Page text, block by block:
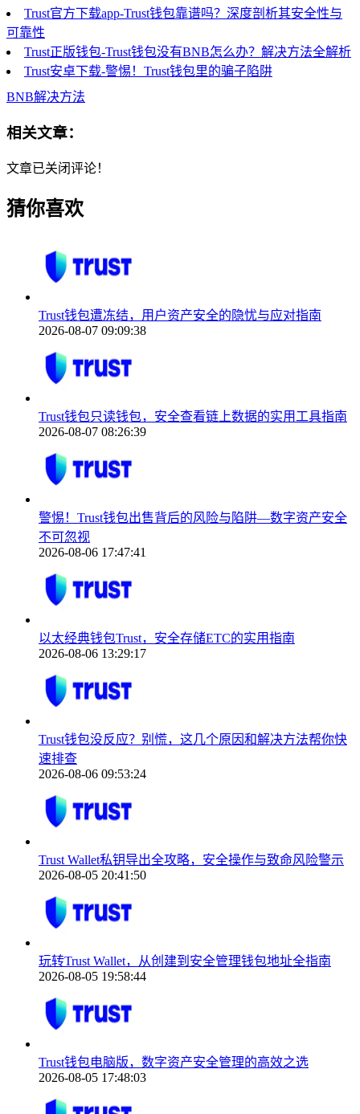
Trust官方下载app-Trust钱包靠谱吗？深度剖析其安全性与
可靠性
Trust正版钱包-Trust钱包没有BNB怎么办？解决方法全解析
Trust安卓下载-警惕！Trust钱包里的骗子陷阱
BNB解决方法
相关文章：
文章已关闭评论！
猜你喜欢
Trust钱包遭冻结，用户资产安全的隐忧与应对指南
2026-08-07 09:09:38
Trust钱包只读钱包，安全查看链上数据的实用工具指南
2026-08-07 08:26:39
警惕！Trust钱包出售背后的风险与陷阱—数字资产安全
不可忽视
2026-08-06 17:47:41
以太经典钱包Trust，安全存储ETC的实用指南
2026-08-06 13:29:17
Trust钱包没反应？别慌，这几个原因和解决方法帮你快
速排查
2026-08-06 09:53:24
Trust Wallet私钥导出全攻略，安全操作与致命风险警示
2026-08-05 20:41:50
玩转Trust Wallet，从创建到安全管理钱包地址全指南
2026-08-05 19:58:44
Trust钱包电脑版，数字资产安全管理的高效之选
2026-08-05 17:48:03